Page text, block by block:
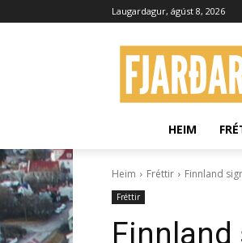
Laugardagur, ágúst 8, 2026
HEIM
Heim Fréttir Finnland
Fréttir